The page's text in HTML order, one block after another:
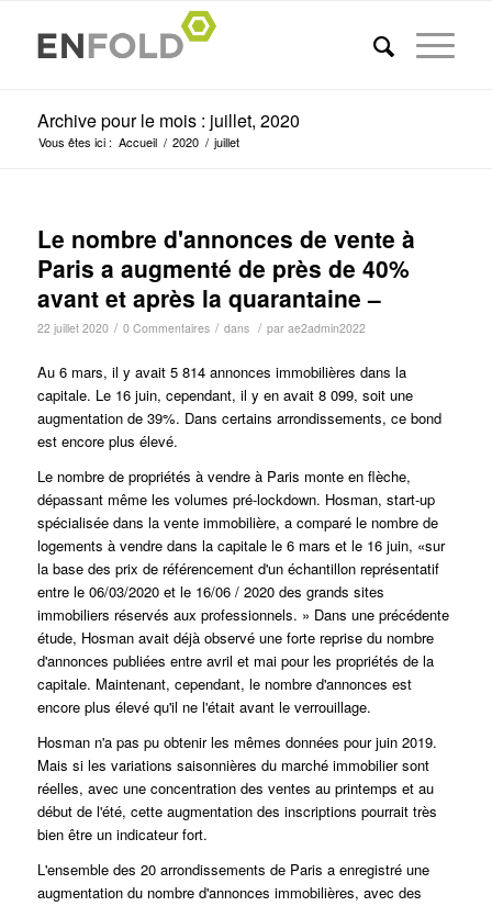
Archive pour le mois : juillet, 2020
Vous êtes ici : Accueil / 2020 / juillet
Le nombre d'annonces de vente à
Paris a augmenté de près de 40%
avant et après la quarantaine –
22 juillet 2020 / 0 Commentaires / dans / par ae2admin2022
Au 6 mars, il y avait 5 814 annonces immobilières dans la
capitale. Le 16 juin, cependant, il y en avait 8 099, soit une
augmentation de 39%. Dans certains arrondissements, ce bond
est encore plus élevé.
Le nombre de propriétés à vendre à Paris monte en flèche,
dépassant même les volumes pré-lockdown. Hosman, start-up
spécialisée dans la vente immobilière, a comparé le nombre de
logements à vendre dans la capitale le 6 mars et le 16 juin, «sur
la base des prix de référencement d'un échantillon représentatif
entre le 06/03/2020 et le 16/06 / 2020 des grands sites
immobiliers réservés aux professionnels. » Dans une précédente
étude, Hosman avait déjà observé une forte reprise du nombre
d'annonces publiées entre avril et mai pour les propriétés de la
capitale. Maintenant, cependant, le nombre d'annonces est
encore plus élevé qu'il ne l'était avant le verrouillage.
Hosman n'a pas pu obtenir les mêmes données pour juin 2019.
Mais si les variations saisonnières du marché immobilier sont
réelles, avec une concentration des ventes au printemps et au
début de l'été, cette augmentation des inscriptions pourrait très
bien être un indicateur fort.
L'ensemble des 20 arrondissements de Paris a enregistré une
augmentation du nombre d'annonces immobilières, avec des